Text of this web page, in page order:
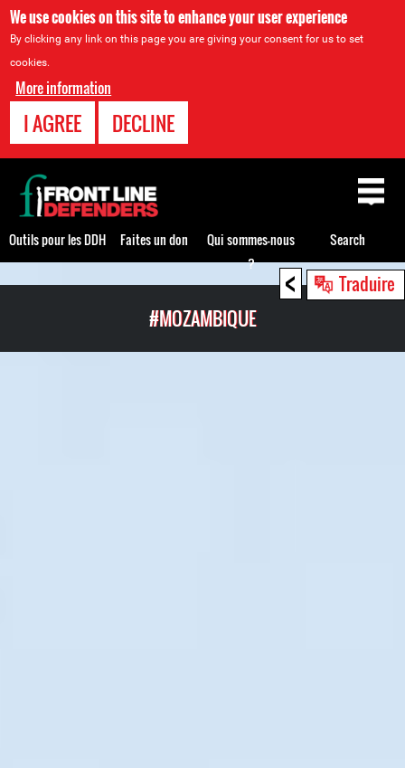
We use cookies on this site to enhance your user experience
By clicking any link on this page you are giving your consent for us to set
cookies.
More information
I AGREE DECLINE
< Traduire
#MOZAMBIQUE
Back
to
top
Outils pour les DDH Faites un don
Qui sommes-nous
?
Search